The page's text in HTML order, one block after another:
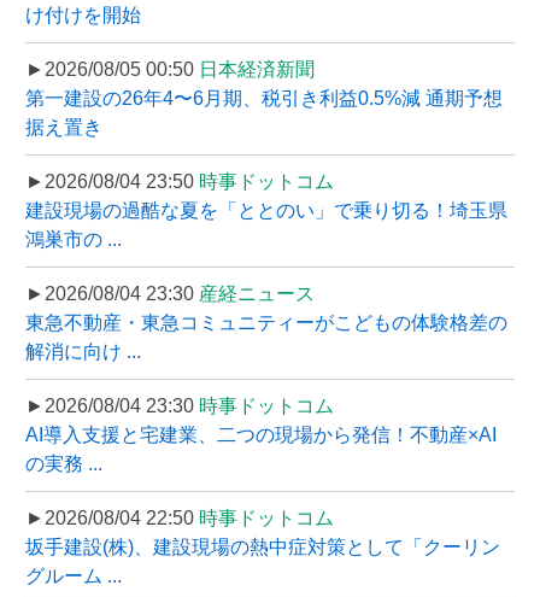
け付けを開始
►2026/08/05 00:50 日本経済新聞
第一建設の26年4〜6月期、税引き利益0.5%減 通期予想
据え置き
►2026/08/04 23:50 時事ドットコム
建設現場の過酷な夏を「ととのい」で乗り切る！埼玉県
鴻巣市の ...
►2026/08/04 23:30 産経ニュース
東急不動産・東急コミュニティーがこどもの体験格差の
解消に向け ...
►2026/08/04 23:30 時事ドットコム
AI導入支援と宅建業、二つの現場から発信！不動産×AI
の実務 ...
►2026/08/04 22:50 時事ドットコム
坂手建設(株)、建設現場の熱中症対策として「クーリン
グルーム ...